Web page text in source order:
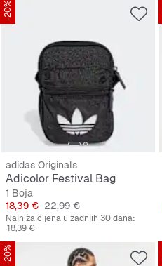
-20%
adidas Originals
Adicolor Festival Bag
1 Boja
Cijena
18,39 € Originalna cijena
22,99 €
Najniža cijena u zadnjih 30 dana:
18,39 €
-20%